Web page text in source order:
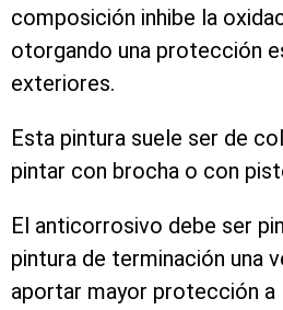
composición inhibe la
otorgando una protección
exteriores.
Esta pintura suele ser de
pintar con brocha o con
El anticorrosivo debe ser
pintura de terminación una
aportar mayor protección a